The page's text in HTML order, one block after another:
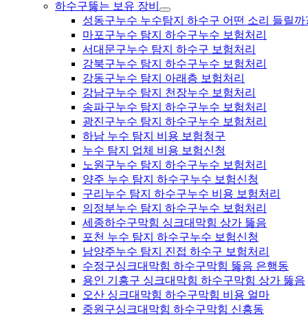
하수구뚫는 보유 장비
성동구누수 누수탐지 하수구 어떤 소리 들릴까
마포구누수 탐지 하수구누수 보험처리
서대문구누수 탐지 하수구 보험처리
강북구누수 탐지 하수구누수 보험처리
강동구누수 탐지 아래층 보험처리
강남구누수 탐지 천장누수 보험처리
송파구누수 탐지 하수구누수 보험처리
광진구누수 탐지 하수구누수 보험처리
하남 누수 탐지 비용 보험청구
누수 탐지 업체 비용 보험신청
노원구누수 탐지 하수구누수 보험처리
양주 누수 탐지 하수구누수 보험신청
구리누수 탐지 하수구누수 비용 보험처리
의정부누수 탐지 하수구누수 보험처리
세종하수구막힘 싱크대막힘 상가 뚫음
포천 누수 탐지 하수구누수 보험신청
남양주누수 탐지 진접 하수구 보험처리
수정구싱크대막힘 하수구막힘 뚫음 은행동
용인 기흥구 싱크대막힘 하수구막힘 상가 뚫음
오산 싱크대막힘 하수구막힘 비용 얼마
중원구싱크대막힘 하수구막힘 신흥동